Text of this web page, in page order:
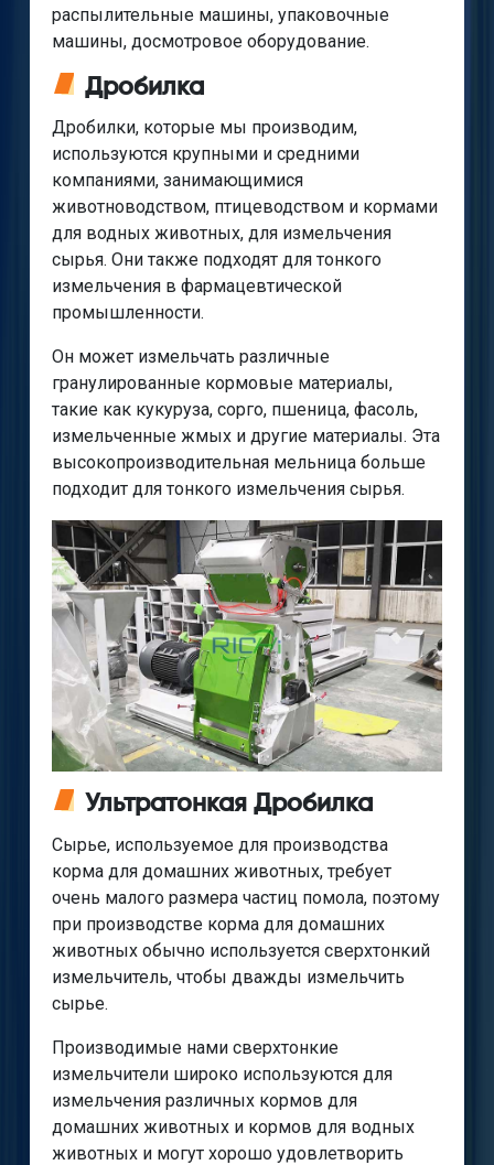
распылительные машины, упаковочные
машины, досмотровое оборудование.
Дробилка
Дробилки, которые мы производим,
используются крупными и средними
компаниями, занимающимися
животноводством, птицеводством и кормами
для водных животных, для измельчения
сырья. Они также подходят для тонкого
измельчения в фармацевтической
промышленности.
Он может измельчать различные
гранулированные кормовые материалы,
такие как кукуруза, сорго, пшеница, фасоль,
измельченные жмых и другие материалы. Эта
высокопроизводительная мельница больше
подходит для тонкого измельчения сырья.
Ультратонкая Дробилка
Сырье, используемое для производства
корма для домашних животных, требует
очень малого размера частиц помола, поэтому
при производстве корма для домашних
животных обычно используется сверхтонкий
измельчитель, чтобы дважды измельчить
сырье.
Производимые нами сверхтонкие
измельчители широко используются для
измельчения различных кормов для
домашних животных и кормов для водных
животных и могут хорошо удовлетворить